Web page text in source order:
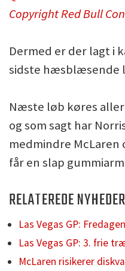
Copyright Red Bull
Dermed er der lagt i
sidste hæsblæsende
Næste løb køres
og som sagt har
medmindre McLaren
får en slap
RELATEREDE NYHEDER
Las Vegas GP:
Las Vegas GP: 3. frie
McLaren risikerer